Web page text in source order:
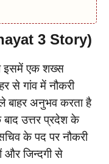
3 Story)
इसमें एक शख्स
से गांव में नौकरी
अनुभव करता है
उत्तर प्रदेश के
के पद पर नौकरी
और जिन्दगी से